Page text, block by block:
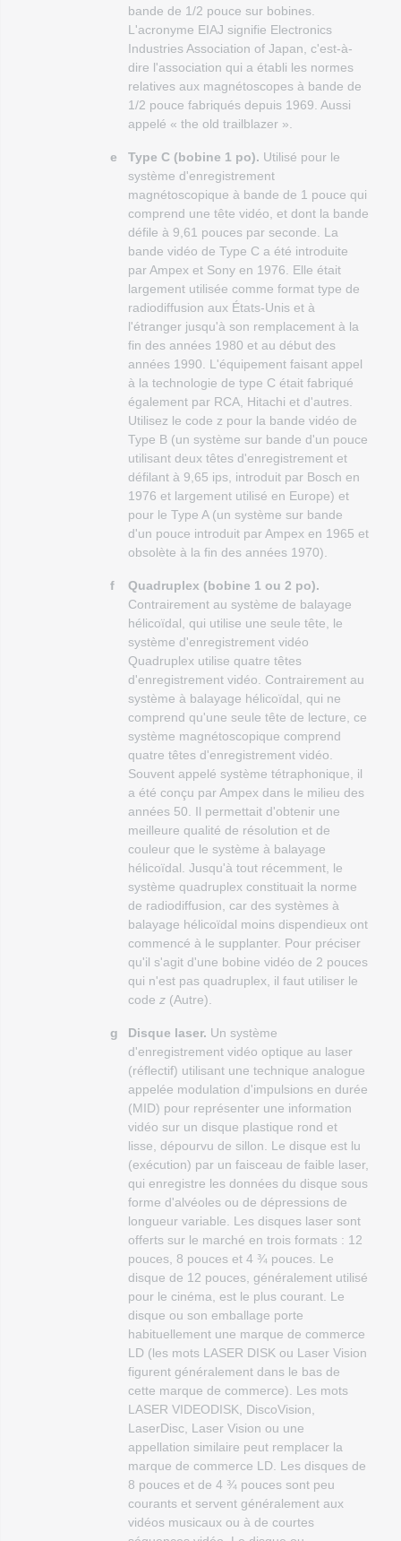
bande de 1/2 pouce sur bobines.
L'acronyme EIAJ signifie Electronics
Industries Association of Japan, c'est-à-
dire l'association qui a établi les normes
relatives aux magnétoscopes à bande de
1/2 pouce fabriqués depuis 1969. Aussi
appelé « the old trailblazer ».
e Type C (bobine 1 po). Utilisé pour le
système d'enregistrement
magnétoscopique à bande de 1 pouce qui
comprend une tête vidéo, et dont la bande
défile à 9,61 pouces par seconde. La
bande vidéo de Type C a été introduite
par Ampex et Sony en 1976. Elle était
largement utilisée comme format type de
radiodiffusion aux États-Unis et à
l'étranger jusqu'à son remplacement à la
fin des années 1980 et au début des
années 1990. L'équipement faisant appel
à la technologie de type C était fabriqué
également par RCA, Hitachi et d'autres.
Utilisez le code z pour la bande vidéo de
Type B (un système sur bande d'un pouce
utilisant deux têtes d'enregistrement et
défilant à 9,65 ips, introduit par Bosch en
1976 et largement utilisé en Europe) et
pour le Type A (un système sur bande
d'un pouce introduit par Ampex en 1965 et
obsolète à la fin des années 1970).
f
Quadruplex (bobine 1 ou 2 po).
Contrairement au système de balayage
hélicoïdal, qui utilise une seule tête, le
système d'enregistrement vidéo
Quadruplex utilise quatre têtes
d'enregistrement vidéo. Contrairement au
système à balayage hélicoïdal, qui ne
comprend qu'une seule tête de lecture, ce
système magnétoscopique comprend
quatre têtes d'enregistrement vidéo.
Souvent appelé système tétraphonique, il
a été conçu par Ampex dans le milieu des
années 50. Il permettait d'obtenir une
meilleure qualité de résolution et de
couleur que le système à balayage
hélicoïdal. Jusqu'à tout récemment, le
système quadruplex constituait la norme
de radiodiffusion, car des systèmes à
balayage hélicoïdal moins dispendieux ont
commencé à le supplanter. Pour préciser
qu'il s'agit d'une bobine vidéo de 2 pouces
qui n'est pas quadruplex, il faut utiliser le
code z (Autre).
g Disque laser. Un système
d'enregistrement vidéo optique au laser
(réflectif) utilisant une technique analogue
appelée modulation d'impulsions en durée
(MID) pour représenter une information
vidéo sur un disque plastique rond et
lisse, dépourvu de sillon. Le disque est lu
(exécution) par un faisceau de faible laser,
qui enregistre les données du disque sous
forme d'alvéoles ou de dépressions de
longueur variable. Les disques laser sont
offerts sur le marché en trois formats : 12
pouces, 8 pouces et 4 ¾ pouces. Le
disque de 12 pouces, généralement utilisé
pour le cinéma, est le plus courant. Le
disque ou son emballage porte
habituellement une marque de commerce
LD (les mots LASER DISK ou Laser Vision
figurent généralement dans le bas de
cette marque de commerce). Les mots
LASER VIDEODISK, DiscoVision,
LaserDisc, Laser Vision ou une
appellation similaire peut remplacer la
marque de commerce LD. Les disques de
8 pouces et de 4 ¾ pouces sont peu
courants et servent généralement aux
vidéos musicaux ou à de courtes